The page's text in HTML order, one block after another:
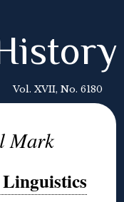
Vol. XVII, No. 6180
Mark